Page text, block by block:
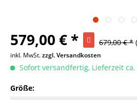
579,00 € * 679,00 € *
inkl. MwSt.zzgl. Versandkosten
Sofort versandfertig, Lieferzeit ca.
Größe: